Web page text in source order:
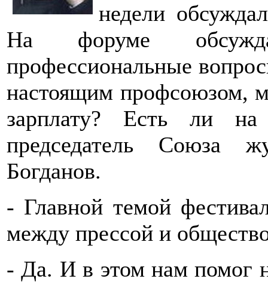
недели
На форуме
профессиональные
настоящим профсоюзом,
зарплату? Есть ли
председатель Союза
Богданов.
- Главной темой
между прессой и
- Да. И в этом нам помог